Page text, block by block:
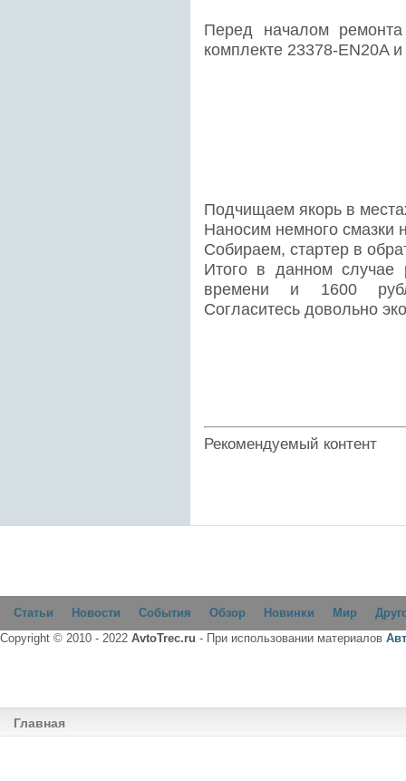
Перед началом
комплекте 23378-EN20A
Подчищаем якорь в
Наносим немного смазки
Собираем, стартер в
Итого в данном случае
времени и 1600
Согласитесь довольно
Рекомендуемый контент
Статьи Новости События Обзор Новинки Мир
Copyright © 2010 - 2022 AvtoTrec.ru - При использовании материалов
Главная